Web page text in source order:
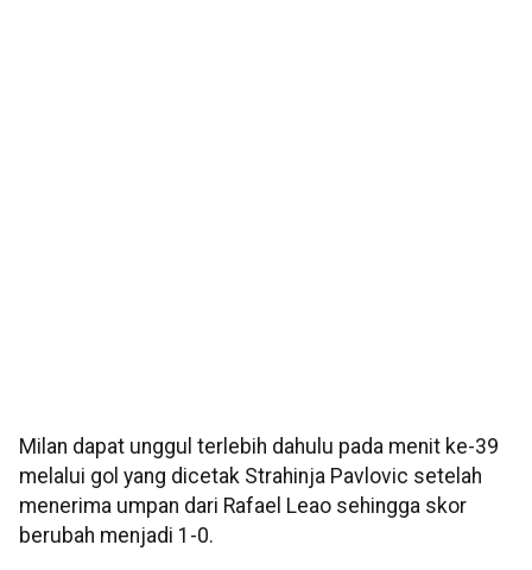
Milan dapat unggul terlebih dahulu pada menit ke-39
melalui gol yang dicetak Strahinja Pavlovic setelah
menerima umpan dari Rafael Leao sehingga skor
berubah menjadi 1-0.